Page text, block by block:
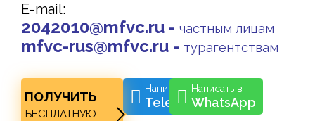
E-mail:
2042010@mfvc.ru - частным лицам
mfvc-rus@mfvc.ru - турагентствам
ПОЛУЧИТЬ
БЕСПЛАТНУЮ
Написать в
Telegram
Написать в
WhatsApp